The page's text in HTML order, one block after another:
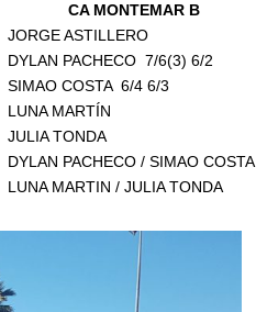
CA MONTEMAR B
JORGE ASTILLERO
DYLAN PACHECO 7/6(3) 6/2
SIMAO COSTA 6/4 6/3
LUNA MARTÍN
JULIA TONDA
DYLAN PACHECO / SIMAO COSTA
LUNA MARTIN / JULIA TONDA